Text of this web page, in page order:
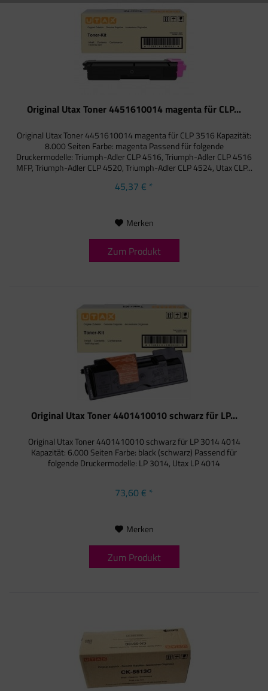
Original Utax Toner 4451610014 magenta für CLP...
Original Utax Toner 4451610014 magenta für CLP 3516 Kapazität:
8.000 Seiten Farbe: magenta Passend für folgende
Druckermodelle: Triumph-Adler CLP 4516, Triumph-Adler CLP 4516
MFP, Triumph-Adler CLP 4520, Triumph-Adler CLP 4524, Utax CLP...
45,37 € *
Merken
Zum Produkt
Original Utax Toner 4401410010 schwarz für LP...
Original Utax Toner 4401410010 schwarz für LP 3014 4014
Kapazität: 6.000 Seiten Farbe: black (schwarz) Passend für
folgende Druckermodelle: LP 3014, Utax LP 4014
73,60 € *
Merken
Zum Produkt